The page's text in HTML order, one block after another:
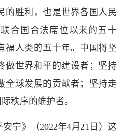
的胜利，也是世界各国人民
合国合法席位以来的五十
福人类的五十年。中国将坚
做世界和平的建设者；坚持
全球发展的贡献者；坚持走
秩序的维护者。
安宁》（2022年4月21日）这